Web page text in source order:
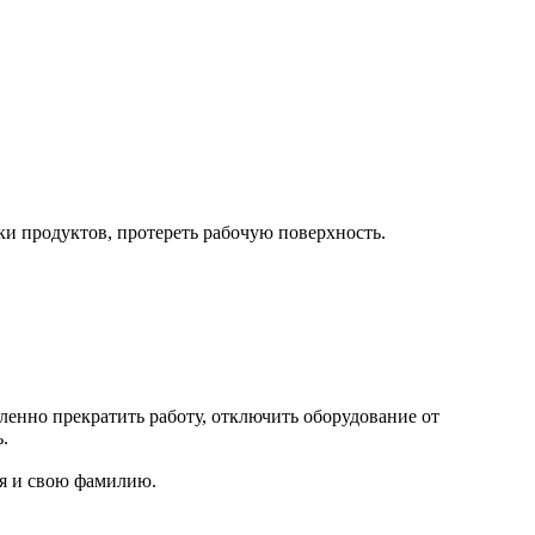
продуктов, протереть рабочую поверхность.
прекратить работу, отключить оборудование от
и свою фамилию.